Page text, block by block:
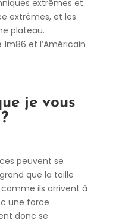
extrêmes et
extrêmes, et les
plateau.
et l’Américain
je vous
peuvent se
que la taille
ils arrivent à
une force
donc se